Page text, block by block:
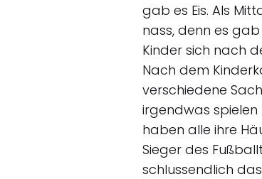
gab es Eis. Als
nass, denn es
Kinder sich nach
Nach dem
verschiedene
irgendwas
haben alle ihre
Sieger des
schlussendlich